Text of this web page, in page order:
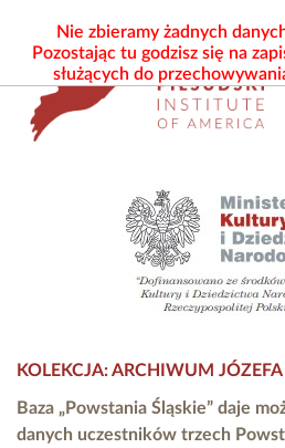
KOLEKCJA: ARCHIWUM
Baza „Powstania Śląskie” daje
danych uczestników trzech
Nie zbieramy żadnych
Pozostając tu godzisz się na
służących do